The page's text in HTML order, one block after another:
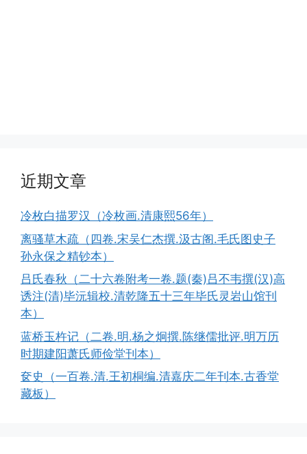
近期文章
冷枚白描罗汉（冷枚画.清康熙56年）
离骚草木疏（四卷.宋吴仁杰撰.汲古阁.毛氏图史子
孙永保之精钞本）
吕氏春秋（二十六卷附考一卷.题(秦)吕不韦撰(汉)高
诱注(清)毕沅辑校.清乾隆五十三年毕氏灵岩山馆刊
本）
蓝桥玉杵记（二卷.明.杨之炯撰.陈继儒批评.明万历
时期建阳萧氏师俭堂刊本）
奁史（一百卷.清.王初桐编.清嘉庆二年刊本.古香堂
藏板）